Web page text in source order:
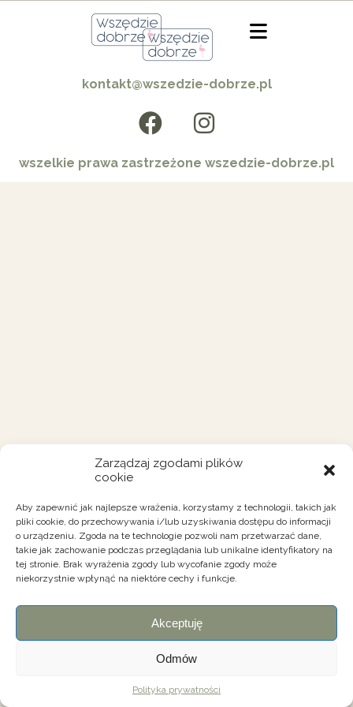
Zarządzaj zgodami plików
cookie
Aby zapewnić jak najlepsze wrażenia, korzystamy z technologii, takich jak
pliki cookie, do przechowywania i/lub uzyskiwania dostępu do informacji
o urządzeniu. Zgoda na te technologie pozwoli nam przetwarzać dane,
takie jak zachowanie podczas przeglądania lub unikalne identyfikatory na
tej stronie. Brak wyrażenia zgody lub wycofanie zgody może
niekorzystnie wpłynąć na niektóre cechy i funkcje.
Akceptuję
Odmów
Polityka prywatności
kontakt@wszedzie-dobrze.pl
wszelkie prawa zastrzeżone wszedzie-dobrze.pl